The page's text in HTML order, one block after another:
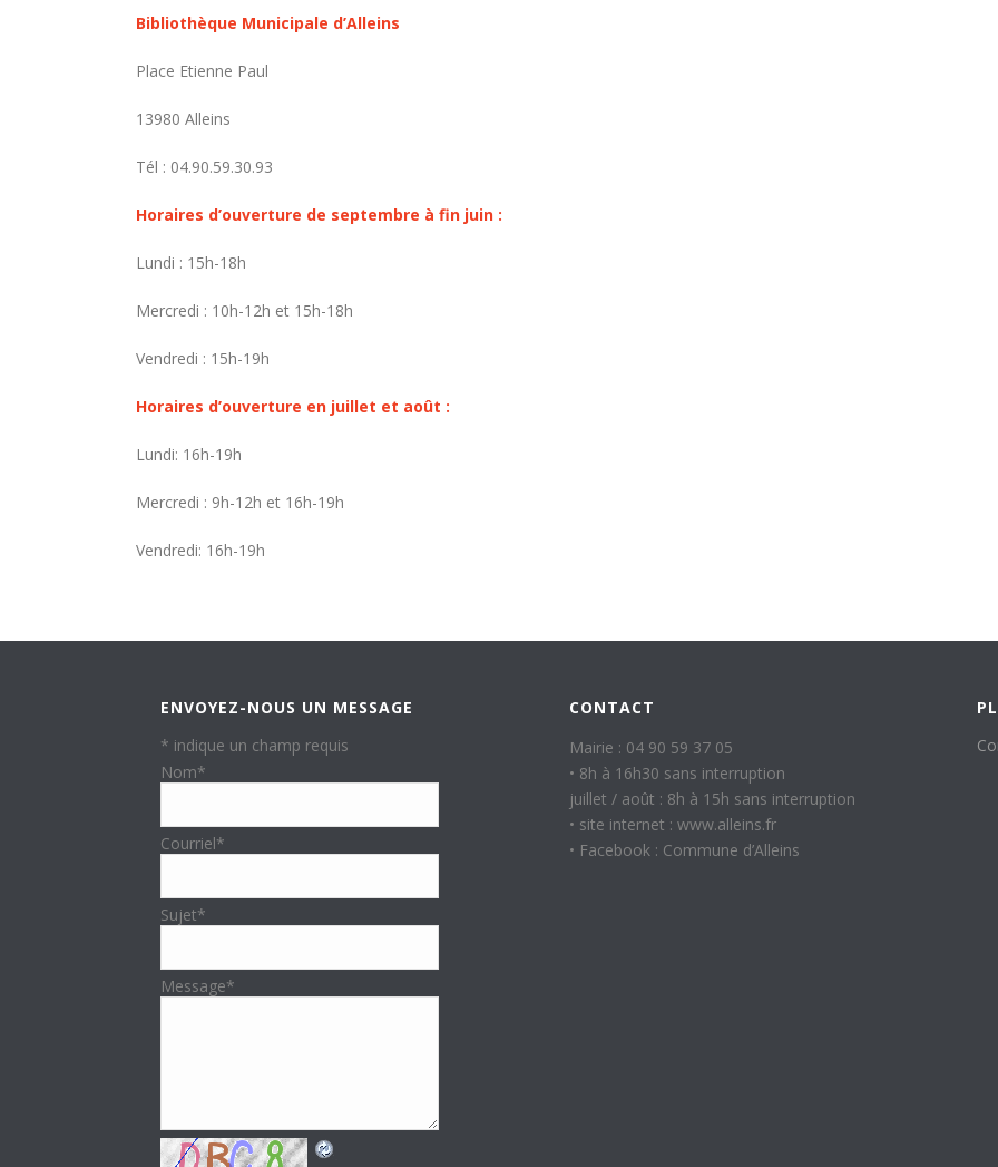
Bibliothèque Municipale d’Alleins
Place Etienne Paul
13980 Alleins
Tél : 04.90.59.30.93
Horaires d’ouverture de septembre à fin juin :
Lundi : 15h-18h
Mercredi : 10h-12h et 15h-18h
Vendredi : 15h-19h
Horaires d’ouverture en juillet et août :
Lundi: 16h-19h
Mercredi : 9h-12h et 16h-19h
Vendredi: 16h-19h
ENVOYEZ-NOUS UN MESSAGE
* indique un champ requis
Nom*
Courriel*
Sujet*
Message*
CONTACT
Mairie : 04 90 59 37 05
• 8h à 16h30 sans interruption
juillet / août : 8h à 15h sans interruption
• site internet : www.alleins.fr
• Facebook : Commune d’Alleins